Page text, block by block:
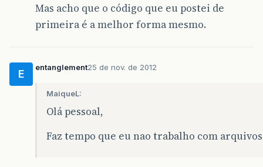
Mas acho que o código que eu postei de
primeira é a melhor forma mesmo.
E
entanglement25 de nov. de 2012
MaiqueL:
Olá pessoal,
Faz tempo que eu nao trabalho com